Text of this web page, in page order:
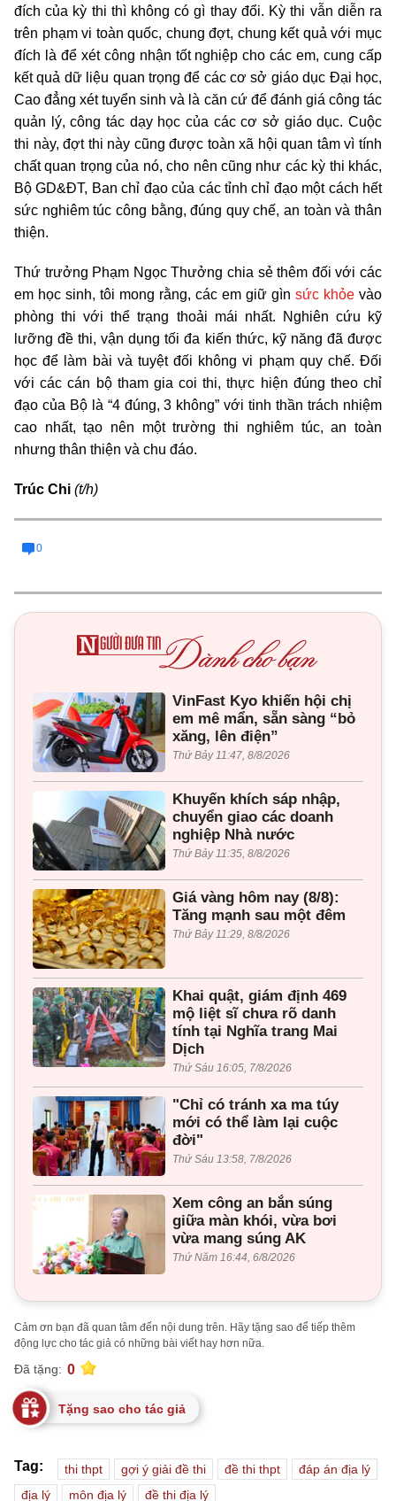
đích của kỳ thi thì không có gì thay đổi. Kỳ thi vẫn diễn ra
trên phạm vi toàn quốc, chung đợt, chung kết quả với mục
đích là để xét công nhận tốt nghiệp cho các em, cung cấp
kết quả dữ liệu quan trọng để các cơ sở giáo dục Đại học,
Cao đẳng xét tuyển sinh và là căn cứ để đánh giá công tác
quản lý, công tác dạy học của các cơ sở giáo dục. Cuộc
thi này, đợt thi này cũng được toàn xã hội quan tâm vì tính
chất quan trọng của nó, cho nên cũng như các kỳ thi khác,
Bộ GD&ĐT, Ban chỉ đạo của các tỉnh chỉ đạo một cách hết
sức nghiêm túc công bằng, đúng quy chế, an toàn và thân
thiện.
Thứ trưởng Phạm Ngọc Thưởng chia sẻ thêm đối với các
em học sinh, tôi mong rằng, các em giữ gìn sức khỏe vào
phòng thi với thể trạng thoải mái nhất. Nghiên cứu kỹ
lưỡng đề thi, vận dụng tối đa kiến thức, kỹ năng đã được
học để làm bài và tuyệt đối không vi phạm quy chế. Đối
với các cán bộ tham gia coi thi, thực hiện đúng theo chỉ
đạo của Bộ là “4 đúng, 3 không” với tinh thần trách nhiệm
cao nhất, tạo nên một trường thi nghiêm túc, an toàn
nhưng thân thiện và chu đáo.
Trúc Chi (t/h)
0
VinFast Kyo khiến hội chị
em mê mẩn, sẵn sàng “bỏ
xăng, lên điện”
Thứ Bảy 11:47, 8/8/2026
Khuyến khích sáp nhập,
chuyển giao các doanh
nghiệp Nhà nước
Thứ Bảy 11:35, 8/8/2026
Giá vàng hôm nay (8/8):
Tăng mạnh sau một đêm
Thứ Bảy 11:29, 8/8/2026
Khai quật, giám định 469
mộ liệt sĩ chưa rõ danh
tính tại Nghĩa trang Mai
Dịch
Thứ Sáu 16:05, 7/8/2026
"Chỉ có tránh xa ma túy
mới có thể làm lại cuộc
đời"
Thứ Sáu 13:58, 7/8/2026
Xem công an bắn súng
giữa màn khói, vừa bơi
vừa mang súng AK
Thứ Năm 16:44, 6/8/2026
Cảm ơn bạn đã quan tâm đến nội dung trên. Hãy tặng sao để tiếp thêm
động lực cho tác giả có những bài viết hay hơn nữa.
Đã tặng: 0
Tặng sao cho tác giả
Tag: thi thpt gợi ý giải đề thi đề thi thpt
đáp án địa lý
địa lý
môn địa lý đề thi địa lý